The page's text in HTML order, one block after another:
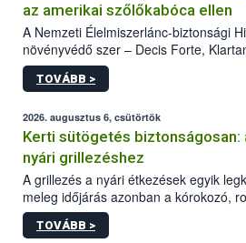
az amerikai szőlőkabóca ellen
A Nemzeti Élelmiszerlánc-biztonsági
növényvédő szer – Decis Forte,
engedélyokiratát módosította, így azok
egészen a vesszőérettség (BBCH 91)
érésű szőlőkben is legyen lehetőség a
védekezésre. Az Oroganic készítmény
felhasználók számára is elérhető és
engedélyezett.
TOVÁBB >
2026. augusztus 6, csütörtök
Kerti sütögetés biztonságosan:
nyári grillezéshez
A grillezés a nyári étkezések egyik
meleg időjárás azonban a kórokozó,
gyorsabb szaporodásának is kedvez.
ezért nem csupán a megfelelő sütési
TOVÁBB >